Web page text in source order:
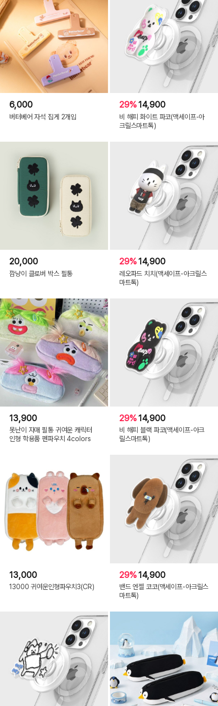
6,000
버터베어 자석 집게 2개입
29%14,900
비 해피 화이트 파코(맥세이프-아
크릴스마트톡)
20,000
깜냥이 클로버 박스 필통
29%14,900
레오파드 치치(맥세이프-아크릴스
마트톡)
13,900
못난이 자매 필통 귀여운 캐릭터
인형 학용품 펜파우치 4colors
29%14,900
비 해피 블랙 파코(맥세이프-아크
릴스마트톡)
13,000
13000 귀여운인형파우치3(CR)
29%14,900
밴드 엔젤 코코(맥세이프-아크릴스
마트톡)